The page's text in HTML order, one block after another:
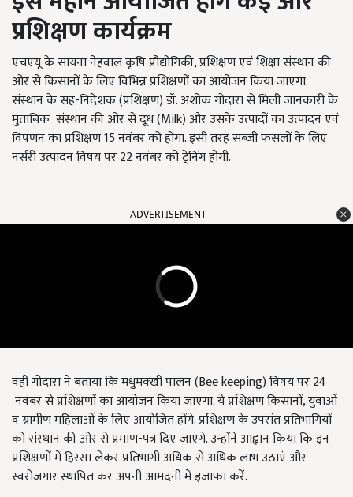
प्रशिक्षण कार्यक्रम
एचएयू के सायना नेहवाल कृषि प्रौद्योगिकी, प्रशिक्षण एवं शिक्षा संस्थान की
ओर से किसानों के लिए विभिन्न प्रशिक्षणों का आयोजन किया जाएगा.
संस्थान के सह-निदेशक (प्रशिक्षण) डॉ. अशोक गोदारा से मिली जानकारी के
मुताबिक संस्थान की ओर से दूध (Milk) और उसके उत्पादों का उत्पादन एवं
विपणन का प्रशिक्षण 15 नवंबर को होगा. इसी तरह सब्जी फसलों के लिए
नर्सरी उत्पादन विषय पर 22 नवंबर को ट्रेनिंग होगी.
ADVERTISEMENT
वहीं गोदारा ने बताया कि मधुमक्खी पालन (Bee keeping) विषय पर 24
नवंबर से प्रशिक्षणों का आयोजन किया जाएगा. ये प्रशिक्षण किसानों, युवाओं
व ग्रामीण महिलाओं के लिए आयोजित होंगे. प्रशिक्षण के उपरांत प्रतिभागियों
को संस्थान की ओर से प्रमाण-पत्र दिए जाएंगे. उन्होंने आह्वान किया कि इन
प्रशिक्षणों में हिस्सा लेकर प्रतिभागी अधिक से अधिक लाभ उठाएं और
स्वरोजगार स्थापित कर अपनी आमदनी में इजाफा करें.